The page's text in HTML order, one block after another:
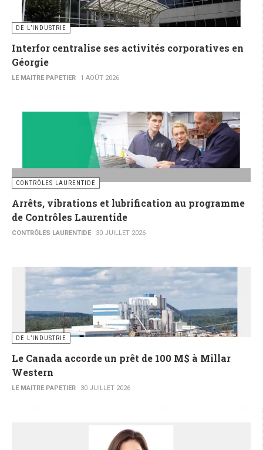
DE L’INDUSTRIE
Interfor centralise ses activités corporatives en
Géorgie
LE MAITRE PAPETIER 1 AOÛT 2026
CONTRÔLES LAURENTIDE
Arrêts, vibrations et lubrification au programme
de Contrôles Laurentide
CONTRÔLES LAURENTIDE 30 JUILLET 2026
DE L’INDUSTRIE
Le Canada accorde un prêt de 100 M$ à Millar
Western
LE MAITRE PAPETIER 30 JUILLET 2026